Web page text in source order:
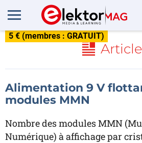
5 € (membres : GRATUIT)
Article
Alimentation 9 V
modules MMN
Nombre des modules MMN
Numérique) à affichage par